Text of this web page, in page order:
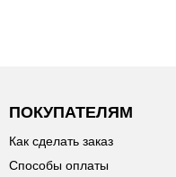
ПОКУПАТЕЛЯМ
Как сделать заказ
Способы оплаты